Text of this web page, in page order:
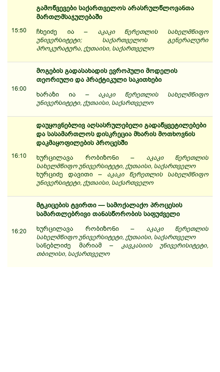
15:50
გამოწვევები საქართველოს არასრულწლოვანთა
მართლმსაჯულებაში
ჩხეიძე ია – აკაკი წერეთლის სახელმწიფო
უნივერსიტეტი; საქართველოს გენერალური
პროკურატურა, ქუთაისი, საქართველო
16:00
მოგების გადასახადის ევროპული მოდელის
თეორიული და პრაქტიკული საკითხები
ხარაზი ია – აკაკი წერეთლის სახელმწიფო
უნივერსიტეტი, ქუთაისი, საქართველო
16:10
დაუყოვნებლივ აღსასრულებელი გადაწყვეტილებები
და სასამართლოს დისკრეცია მხარის მოთხოვნის
დაკმაყოფილების პროცესში
ხურცილავა რობიზონი – აკაკი წერეთლის
სახელმწიფო უნივერსიტეტი, ქუთაისი, საქართველო
ხურციძე დავითი – აკაკი წერეთლის სახელმწიფო
უნივერსიტეტი, ქუთაისი, საქართველო
16:20
მტკიცების ტვირთი — სამოქალაქო პროცესის
სამართლებრივი თანასწორობის საფუძველი
ხურცილავა რობიზონი – აკაკი წერეთლის
სახელმწიფო უნივერსიტეტი, ქუთაისი, საქართველო
სანებლიძე მარიამ – კავკასიის უნივერისიტეტი,
თბილისი, საქართველო